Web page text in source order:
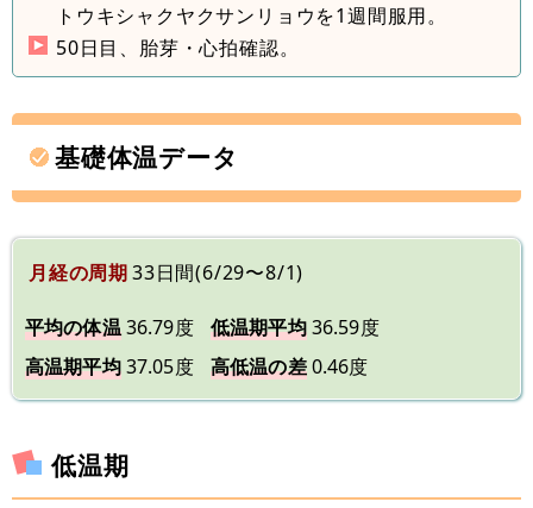
トウキシャクヤクサンリョウを1週間服用。
50日目、胎芽・心拍確認。
基礎体温データ
月経の周期33日間(6/29〜8/1)
平均の体温36.79度 低温期平均36.59度
高温期平均37.05度 高低温の差0.46度
低温期